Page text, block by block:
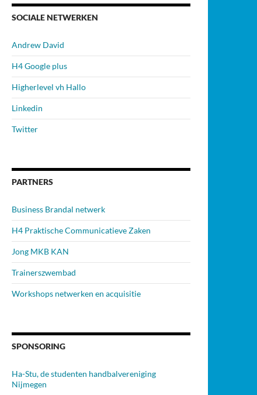
SOCIALE NETWERKEN
Andrew David
H4 Google plus
Higherlevel vh Hallo
Linkedin
Twitter
PARTNERS
Business Brandal netwerk
H4 Praktische Communicatieve Zaken
Jong MKB KAN
Trainerszwembad
Workshops netwerken en acquisitie
SPONSORING
Ha-Stu, de studenten handbalvereniging
Nijmegen